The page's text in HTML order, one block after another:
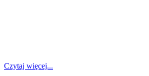
Czytaj więcej...